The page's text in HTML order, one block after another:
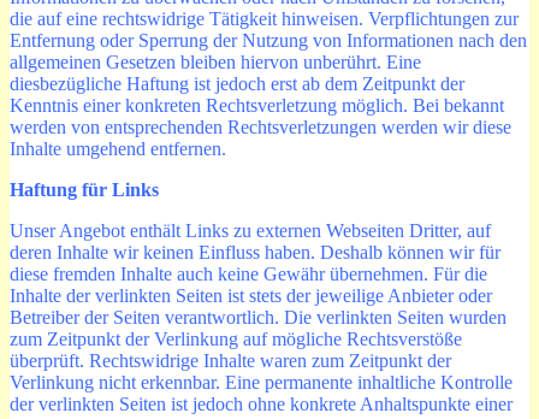
die auf eine rechtswidrige Tätigkeit hinweisen. Verpflichtungen zur
Entfernung oder Sperrung der Nutzung von Informationen nach den
allgemeinen Gesetzen bleiben hiervon unberührt. Eine
diesbezügliche Haftung ist jedoch erst ab dem Zeitpunkt der
Kenntnis einer konkreten Rechtsverletzung möglich. Bei bekannt
werden von entsprechenden Rechtsverletzungen werden wir diese
Inhalte umgehend entfernen.
Haftung für Links
Unser Angebot enthält Links zu externen Webseiten Dritter, auf
deren Inhalte wir keinen Einfluss haben. Deshalb können wir für
diese fremden Inhalte auch keine Gewähr übernehmen. Für die
Inhalte der verlinkten Seiten ist stets der jeweilige Anbieter oder
Betreiber der Seiten verantwortlich. Die verlinkten Seiten wurden
zum Zeitpunkt der Verlinkung auf mögliche Rechtsverstöße
überprüft. Rechtswidrige Inhalte waren zum Zeitpunkt der
Verlinkung nicht erkennbar. Eine permanente inhaltliche Kontrolle
der verlinkten Seiten ist jedoch ohne konkrete Anhaltspunkte einer